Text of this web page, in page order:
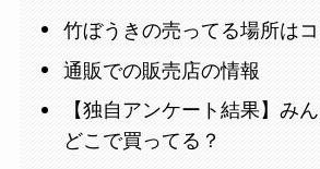
竹ぼうきの売ってる場所はコ
通販での販売店の情報
【独自アンケート結果】み
どこで買ってる？